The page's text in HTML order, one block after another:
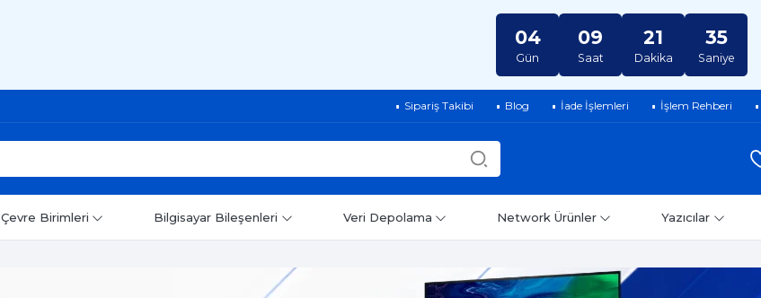
04
Gün
09
Saat
21
Dakika
34
Saniye
Sipariş Takibi Blog İade İşlemleri İşlem Rehberi
Çevre Birimleri Bilgisayar Bileşenleri Veri Depolama Network Ürünler Yazıcılar